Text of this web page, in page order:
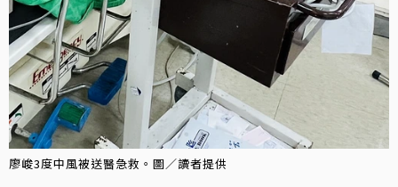
廖峻3度中風被送醫急救。圖／讀者提供